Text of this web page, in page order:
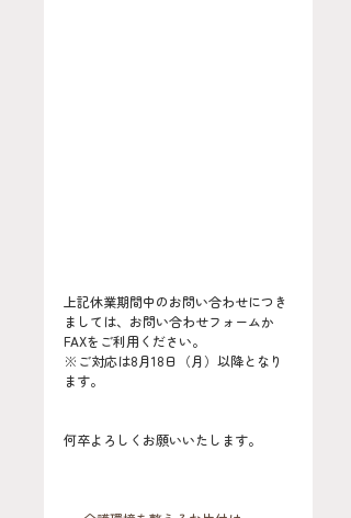
上記休業期間中のお問い合わせにつき
ましては、お問い合わせフォームか
FAXをご利用ください。
※ご対応は8月18日（月）以降となり
ます。
何卒よろしくお願いいたします。